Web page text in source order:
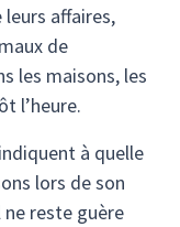
affaires,
de
les maisons, les
l’heure.
à quelle
lors de son
reste guère